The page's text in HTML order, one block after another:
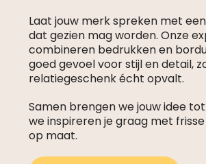
Laat jouw merk spreken met
dat gezien mag worden. Onze
combineren bedrukken en
goed gevoel voor stijl en detail,
relatiegeschenk écht opvalt.
Samen brengen we jouw idee
we inspireren je graag met
op maat.